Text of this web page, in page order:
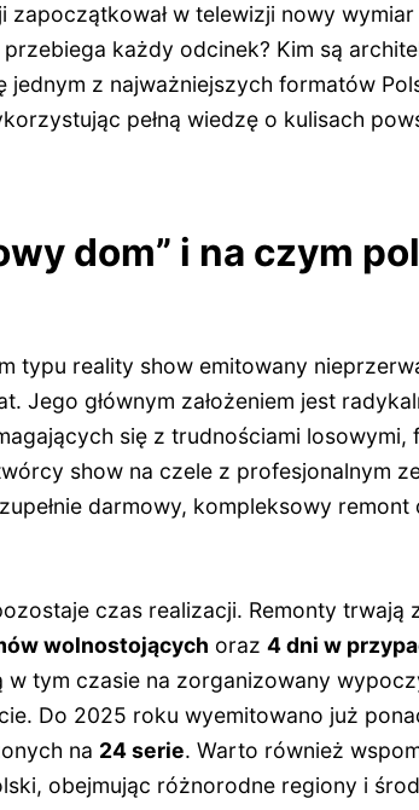
w telewizji nowy
każdy odcinek? Kim są
jednym z najważniejszych formatów
pełną wiedzę o kulisach
dom” i na czym
typu reality show emitowany
Jego głównym założeniem jest
się z trudnościami losowymi,
show na czele z profesjonalnym
darmowy, kompleksowy remont
czas realizacji. Remonty trwają
wolnostojących oraz4 dni w
w tym czasie na zorganizowany
Do 2025 roku wyemitowano już
na 24 serie. Warto również
obejmując różnorodne regiony i